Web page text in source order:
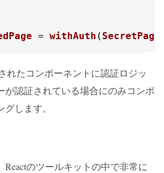
= withAuth ( SecretPage
れたコンポーネントに認証ロジッ
が認証されている場合にのみコンポ
します。
のツールキットの中で非常に